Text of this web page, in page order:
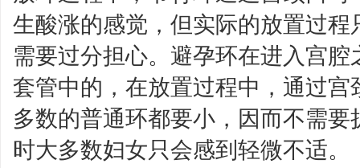
生酸涨的感觉，但实际的放置过
需要过分担心。避孕环在进入宫
套管中的，在放置过程中，通过
多数的普通环都要小，因而不需
时大多数妇女只会感到轻微不适。